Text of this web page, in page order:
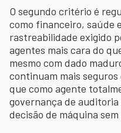
O segundo critério é
como financeiro, saúde
rastreabilidade exigido
agentes mais cara do
mesmo com dado
continuam mais
que como agente
governança de
decisão de máquina